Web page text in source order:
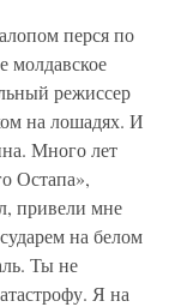
перся по
молдавское
режиссер
на лошадях. И
Много лет
Остапа»,
привели мне
на белом
Ты не
Я на